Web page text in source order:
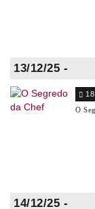
13/12/25 -
O
14/12/25 -